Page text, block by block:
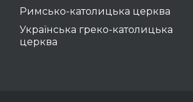
Римсько-католицька церква
Українська греко-католицька
церква